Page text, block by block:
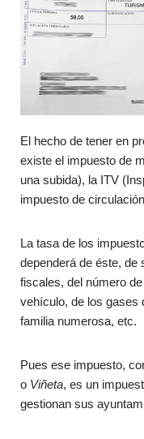
El hecho de tener en
existe el impuesto de
una subida), la ITV
impuesto de
La tasa de los
dependerá de éste, de
fiscales, del número
vehículo, de los gases
familia numerosa, etc.
Pues ese impuesto,
o Viñeta, es un
gestionan sus